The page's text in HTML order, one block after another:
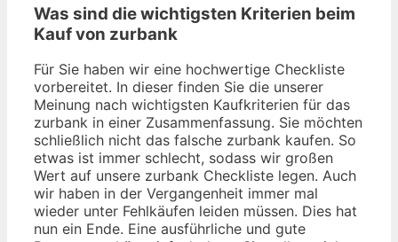
Was sind die wichtigsten Kriterien beim
Kauf von zurbank
Für Sie haben wir eine hochwertige Checkliste
vorbereitet. In dieser finden Sie die unserer
Meinung nach wichtigsten Kaufkriterien für das
zurbank in einer Zusammenfassung. Sie möchten
schließlich nicht das falsche zurbank kaufen. So
etwas ist immer schlecht, sodass wir großen
Wert auf unsere zurbank Checkliste legen. Auch
wir haben in der Vergangenheit immer mal
wieder unter Fehlkäufen leiden müssen. Dies hat
nun ein Ende. Eine ausführliche und gute